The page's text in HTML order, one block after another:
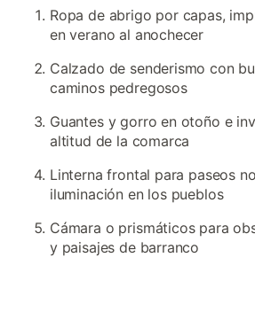
Ropa de abrigo por capas,
en verano al anochecer
Calzado de senderismo con
caminos pedregosos
Guantes y gorro en otoño e
altitud de la comarca
Linterna frontal para paseos
iluminación en los pueblos
Cámara o prismáticos para
y paisajes de barranco